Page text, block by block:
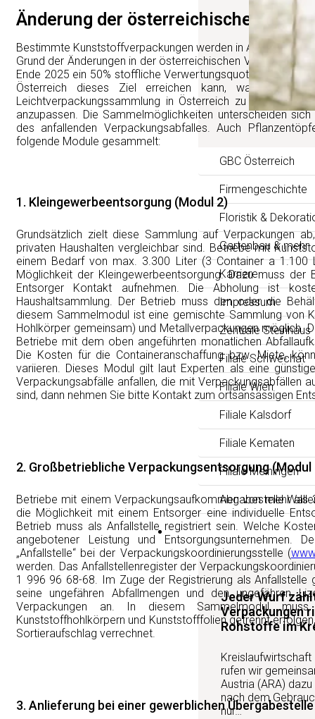
GBC Österreich
Firmengeschichte
Floristik &
Gartenbau & mehr
Karriere
Impressum
Zentrale Steinhaus
Filiale Schwechat
Filiale Wien
Filiale Kalsdorf
Filiale Kematen
Filiale Meiningen
Abgabestelle
News
Jeder Wurf
Verpackungen
Rohstoffe im
Kreislaufwirtschaft
rufen wir
Austria (ARA)
nach dem
nur…
Änderung der österreichischen
Bestimmte Kunststoffverpackungen werden in
Grund der Änderungen in der österreichischen
Ende 2025 ein 50% stoffliche Verwertungsquote bei
Österreich dieses Ziel erreichen kann, war es
Leichtverpackungssammlung in Österreich zu
anzupassen. Die Sammelmöglichkeiten unterscheiden
des anfallenden Verpackungsabfalles. Auch
folgende Module gesammelt:
1. Kleingewerbeentsorgung (Modul 2)
Grundsätzlich zielt diese Sammlung auf Verpackungen
privaten Haushalten vergleichbar sind. Betriebe mit
einem Bedarf von max. 3.300 Liter (3 Container a
Möglichkeit der Kleingewerbeentsorgung. Dazu muss der
Entsorger Kontakt aufnehmen. Die Abholung ist
Haushaltsammlung. Der Betrieb muss den oder die
diesem Sammelmodul ist eine gemischte Sammlung von
Hohlkörper gemeinsam) und Metallverpackungen möglich.
Betriebe mit dem oben angeführten monatlichen
Die Kosten für die Containeranschaffung bzw. Miete,
variieren. Dieses Modul gilt laut Experten als eine
Verpackungsabfälle anfallen, die mit Verpackungsabfällen
sind, dann nehmen Sie bitte Kontakt zum ortsansässigen
2. Großbetriebliche Verpackungsentsorgung (Modul
Betriebe mit einem Verpackungsaufkommen von mehr
die Möglichkeit mit einem Entsorger eine individuelle
Betrieb muss als Anfallstelle registriert sein. Welche
angebotener Leistung und Entsorgungsunternehmen.
„Anfallstelle“ bei der Verpackungskoordinierungsstelle (
werden. Das Anfallstellenregister der
1 996 96 68-68. Im Zuge der Registrierung als Anfallstelle
seine ungefähren Abfallmengen und den ungefähren
Verpackungen an. In diesem Sammelmodul
Kunststoffhohlkörpern und Kunststofffolien getrennt
Sortieraufschlag verrechnet.
3. Anlieferung bei einer gewerblichen Übergabestelle